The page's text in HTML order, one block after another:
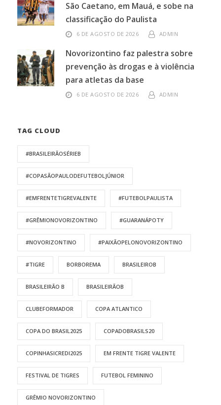
São Caetano, em Mauá, e sobe na
classificação do Paulista
6 DE AGOSTO DE 2026 ADMIN
Novorizontino faz palestra sobre
prevenção às drogas e à violência
para atletas da base
6 DE AGOSTO DE 2026 ADMIN
TAG CLOUD
#BRASILEIRÃOSÉRIEB
#COPASÃOPAULODEFUTEBOLJÚNIOR
#EMFRENTETIGREVALENTE #FUTEBOLPAULISTA
#GRÊMIONOVORIZONTINO #GUARANÁPOTY
#NOVORIZONTINO #PAIXÃOPELONOVORIZONTINO
#TIGRE BORBOREMA BRASILEIROB
BRASILEIRÃO B BRASILEIRÃOB
CLUBEFORMADOR COPA ATLANTICO
COPA DO BRASIL2025 COPADOBRASILS20
COPINHASICREDI2025 EM FRENTE TIGRE VALENTE
FESTIVAL DE TIGRES FUTEBOL FEMININO
GRÊMIO NOVORIZONTINO